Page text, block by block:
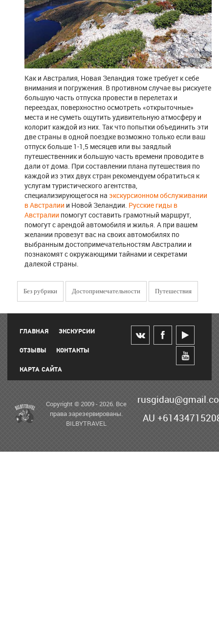
Как и Австралия, Новая Зеландия тоже требует к себе
внимания и погружения. В противном случае вы рискуете
большую часть отпуска провести в перелетах и
переездах, поверхностно осмотреть «открыточные»
места и не суметь ощутить удивительную атмосферу и
колорит каждой из них. Так что попытки объединить эти
две страны в одной поездке возможно только если ваш
отпуск больше 1-1,5 месяцев или вы заядлый
путешественник и большую часть времени проводите в
дали от дома. При составлении плана путешествия по
каждой из этих двух стран рекомендуем обратиться к
услугам туристического агентства,
специализирующегося на экскурсионном обслуживании
в Австралии и Новой Зеландии. Русские гиды в
Австралии помогут составить грамотный маршрут,
помогут с арендой автомобиля и жилья. А при вашем
желании провезут вас на своих автомобилях по
выбранным достопримечательностям Австралии и
познакомят с окружающими тайнами и секретами
далекой страны.
Без рубрики Достопримечательности Путешествия
ГЛАВНАЯ ЭКСКУРСИИ
ОТЗЫВЫ КОНТАКТЫ
КАРТА САЙТА
Copyright © 2009 - 2026. Все
права зарезервированы.
BILBYTRAVEL
AU